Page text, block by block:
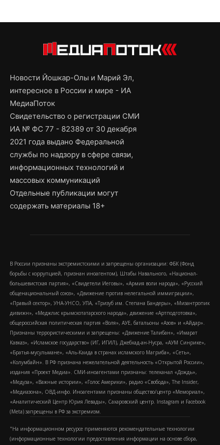
Новости Йошкар-Олы и Марий Эл,
интересное в России и мире - ИА
МедиаПоток
Свидетельство о регистрации СМИ
ИА № ФС 77 - 82389 от 30 декабря
2021 года выдано Федеральной
службы по надзору в сфере связи,
информационных технологий и
массовых коммуникаций
Отдельные публикации могут
содержать материалы 18+
В России признаны экстремистскими и запрещены организации: ФБК (Фонд
борьбы с коррупцией, признан иноагентом), Штабы Навального, «Национал-
большевистская партия», «Свидетели Иеговы», «Армия воли народа», «Русский
общенациональный союз», «Движение против нелегальной иммиграции»,
«Правый сектор», УНА-УНСО, УПА, «Тризуб им. Степана Бандеры», «Мизантропик
дивижн», «Меджлис крымскотатарского народа», движение «Артподготовка»,
общероссийская политическая партия «Воля», АУЕ, батальоны «Азов» и «Айдар».
Признаны террористическими и запрещены: «Движение Талибан», «Имарат
Кавказ», «Исламское государство» (ИГ, ИГИЛ), Джебхад-ан-Нусра, «АУМ Синрике»,
«Братья-мусульмане», «Аль-Каида в странах исламского Магриба», «Сеть»,
«Колумбайн». В РФ признана нежелательной деятельность «Открытой России»,
издания «Проект Медиа». СМИ-иноагентами признаны: телеканал «Дождь»,
«Медуза», «Важные истории», «Голос Америки», радио «Свобода», The Insider,
«Медиазона», ОВД-инфо. Иноагентами признаны общество/центр «Мемориал»,
«Аналитический Центр Юрия Левады», Сахаровский центр. Instagram и Facebook
(Metа) запрещены в РФ за экстремизм.
"На информационном ресурсе применяются рекомендательные технологии
(информационные технологии предоставления информации на основе сбора,